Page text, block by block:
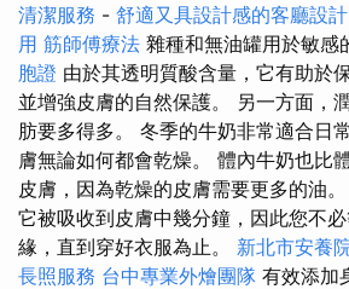
清潔服務 - 舒適又具設計感的客廳設
用 筋師傅療法 雜種和無油罐用於敏感
胞證 由於其透明質酸含量，它有助於
並增強皮膚的自然保護。 另一方面，
肪要多得多。 冬季的牛奶非常適合日
膚無論如何都會乾燥。 體內牛奶也比
皮膚，因為乾燥的皮膚需要更多的油
它被吸收到皮膚中幾分鐘，因此您不
緣，直到穿好衣服為止。 新北市安養
長照服務 台中專業外燴團隊 有效添加